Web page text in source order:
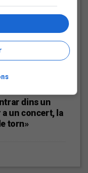
dels himnes del
Carles
dins un
a un concert, la
torn»